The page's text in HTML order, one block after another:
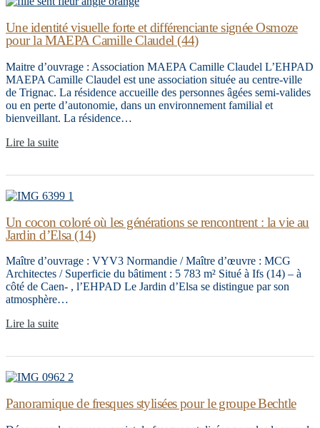
Une identité visuelle forte et différenciante signée Osmoze
pour la MAEPA Camille Claudel (44)
Maitre d’ouvrage : Association MAEPA Camille Claudel L’EHPAD
MAEPA Camille Claudel est une association située au centre-ville
de Trignac. La résidence accueille des personnes âgées semi-valides
ou en perte d’autonomie, dans un environnement familial et
bienveillant. La résidence…
Lire la suite
Un cocon coloré où les générations se rencontrent : la vie au
Jardin d’Elsa (14)
Maître d’ouvrage : VYV3 Normandie / Maître d’œuvre : MCG
Architectes / Superficie du bâtiment : 5 783 m² Situé à Ifs (14) – à
côté de Caen- , l’EHPAD Le Jardin d’Elsa se distingue par son
atmosphère…
Lire la suite
Panoramique de fresques stylisées pour le groupe Bechtle